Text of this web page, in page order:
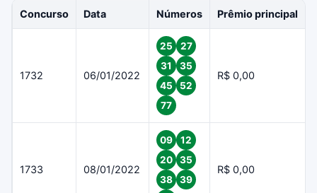
Concurso Data Números Prêmio principal
1732 06/01/2022
25
27
31
35
45
52
77
R$ 0,00
1733 08/01/2022
09
12
20
35
38
39
R$ 0,00